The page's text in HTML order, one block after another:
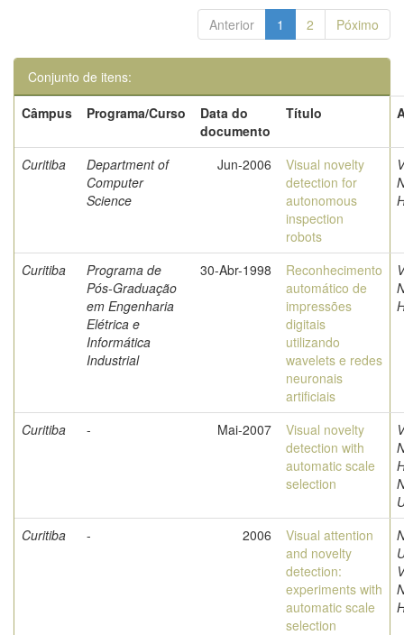
Anterior 1 2 Póximo
Conjunto de itens:
Câmpus
Programa/Curso
Data do
documento
Título
Curitiba
Department of
Computer
Science
Jun-2006
Visual novelty
detection for
autonomous
inspection
robots
Curitiba
Programa de
Pós-Graduação
em Engenharia
Elétrica e
Informática
Industrial
30-Abr-1998
Reconhecimento
automático de
impressões
digitais
utilizando
wavelets e redes
neuronais
artificiais
Curitiba - Mai-2007
Visual novelty
detection with
automatic scale
selection
Curitiba
- 2006
Visual attention
and novelty
detection:
experiments with
automatic scale
selection